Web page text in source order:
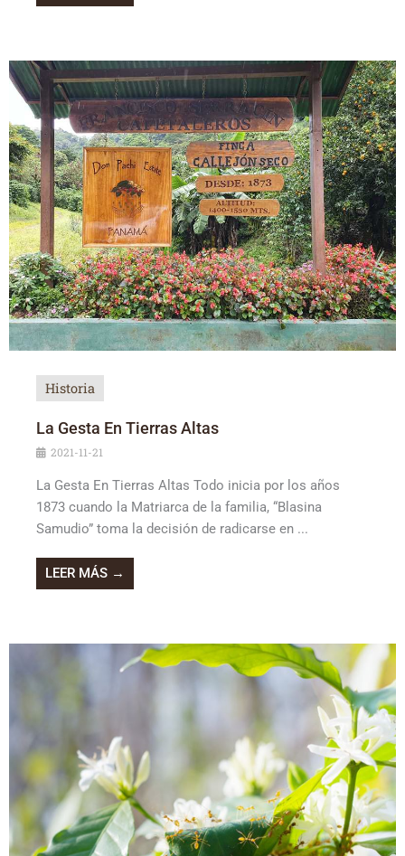
Historia
La Gesta En Tierras Altas
2021-11-21
La Gesta En Tierras Altas Todo inicia por los años
1873 cuando la Matriarca de la familia, “Blasina
Samudio” toma la decisión de radicarse en ...
LEER MÁS →